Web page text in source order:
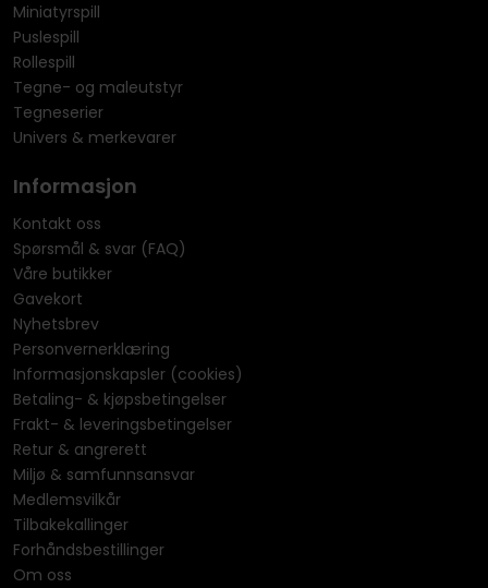
Miniatyrspill
Puslespill
Rollespill
Tegne- og maleutstyr
Tegneserier
Univers & merkevarer
Informasjon
Kontakt oss
Spørsmål & svar (FAQ)
Våre butikker
Gavekort
Nyhetsbrev
Personvernerklæring
Informasjonskapsler (cookies)
Betaling- & kjøpsbetingelser
Frakt- & leveringsbetingelser
Retur & angrerett
Miljø & samfunnsansvar
Medlemsvilkår
Tilbakekallinger
Forhåndsbestillinger
Om oss